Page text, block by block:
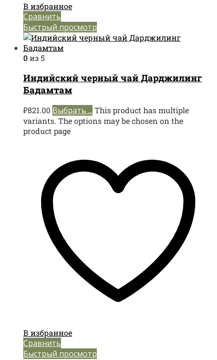
В избранное
Сравнить
Быстрый просмотр
0из 5
Индийский черный чай Дарджилинг
Бадамтам
₽821.00 Выбрать ... This product has multiple
variants. The options may be chosen on the
product page
В избранное
Сравнить
Быстрый просмотр